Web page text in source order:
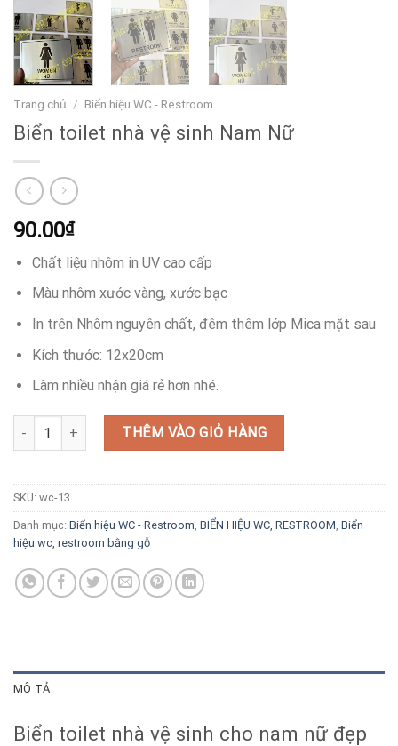
Trang chủ / Biển hiệu WC - Restroom
Biển toilet nhà vệ sinh Nam Nữ
90.00₫
Chất liệu nhôm in UV cao cấp
Màu nhôm xước vàng, xước bạc
In trên Nhôm nguyên chất, đêm thêm lớp Mica mặt sau
Kích thước: 12x20cm
Làm nhiều nhận giá rẻ hơn nhé.
Biển toilet nhà vệ sinh Nam Nữ số lượng
THÊM VÀO GIỎ HÀNG
SKU: wc-13
Danh mục: Biển hiệu WC - Restroom BIỂN HIỆU WC, RESTROOM Biển
hiệu wc, restroom bằng gỗ
MÔ TẢ
Biển toilet nhà vệ sinh cho nam nữ đẹp